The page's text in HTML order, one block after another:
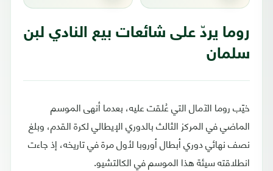
روما يردّ على شائعات بيع النادي لبن
سلمان
خيّب روما الآمال التي عُلقت عليه، بعدما أنهى الموسم
الماضي في المركز الثالث بالدوري الإيطالي لكرة القدم، وبلغ
نصف نهائي دوري أبطال أوروبا لأول مرة في تاريخه، إذ جاءت
انطلاقته سيئة هذا الموسم في الكالتشيو.